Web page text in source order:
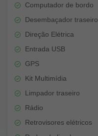
Computador de bordo
Desembaçador traseiro
Direção Elétrica
Entrada USB
GPS
Kit Multimídia
Limpador traseiro
Rádio
Retrovisores elétricos